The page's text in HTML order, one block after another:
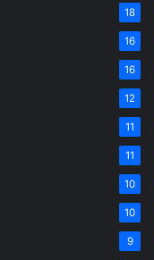
18
16
16
12
11
11
10
10
9